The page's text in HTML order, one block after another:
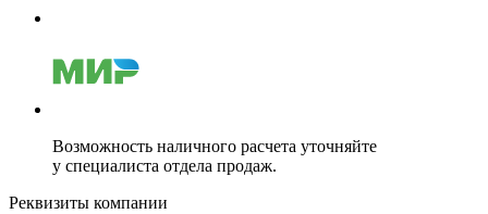
Возможность наличного расчета уточняйте
у специалиста отдела продаж.
Реквизиты компании